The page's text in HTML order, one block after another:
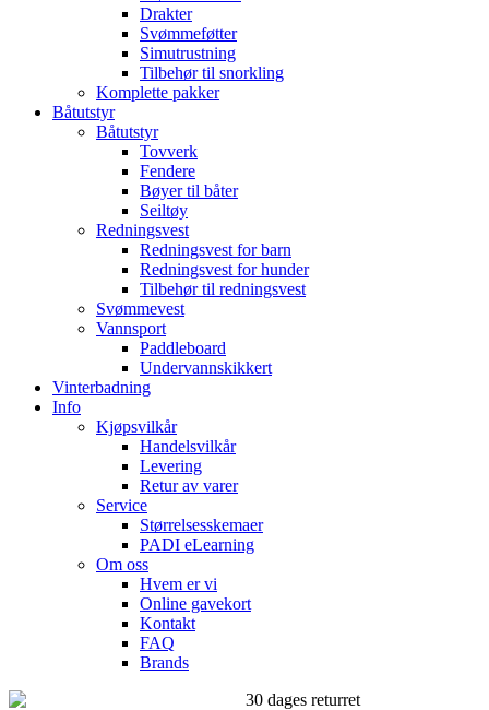
Drakter
Svømmeføtter
Simutrustning
Tilbehør til snorkling
Komplette pakker
Båtutstyr
Båtutstyr
Tovverk
Fendere
Bøyer til båter
Seiltøy
Redningsvest
Redningsvest for barn
Redningsvest for hunder
Tilbehør til redningsvest
Svømmevest
Vannsport
Paddleboard
Undervannskikkert
Vinterbadning
Info
Kjøpsvilkår
Handelsvilkår
Levering
Retur av varer
Service
Størrelsesskemaer
PADI eLearning
Om oss
Hvem er vi
Online gavekort
Kontakt
FAQ
Brands
30 dages returret